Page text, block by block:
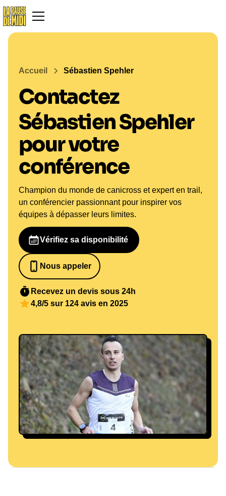
Accueil Sébastien Spehler
Contactez
Sébastien Spehler
pour votre
conférence
Champion du monde de canicross et expert en trail,
un conférencier passionnant pour inspirer vos
équipes à dépasser leurs limites.
Vérifiez sa disponibilité
Nous appeler
0652698481
Recevez un devis sous 24h
4,8/5 sur 124 avis en 2025
Maxime JEGAT